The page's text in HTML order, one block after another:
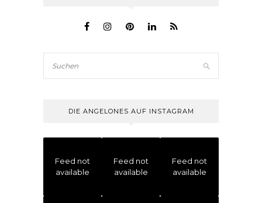
DIE ANGELONES AUF INSTAGRAM
Feed not
available
Feed not
available
Feed not
available